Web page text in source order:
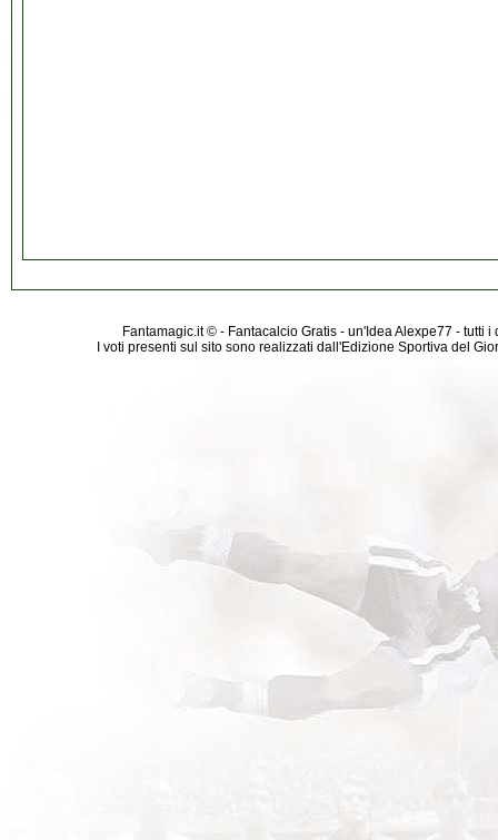
Fantamagic.it © - Fantacalcio Gratis - un'Idea Alexpe77 -
I voti presenti sul sito sono realizzati dall'Edizione Sportiva del